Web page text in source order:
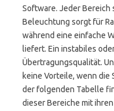
Software. Jeder Bereich
Beleuchtung sorgt für
während eine einfache
liefert. Ein instabiles
Übertragungsqualität.
keine Vorteile, wenn
der folgenden Tabelle
dieser Bereiche mit